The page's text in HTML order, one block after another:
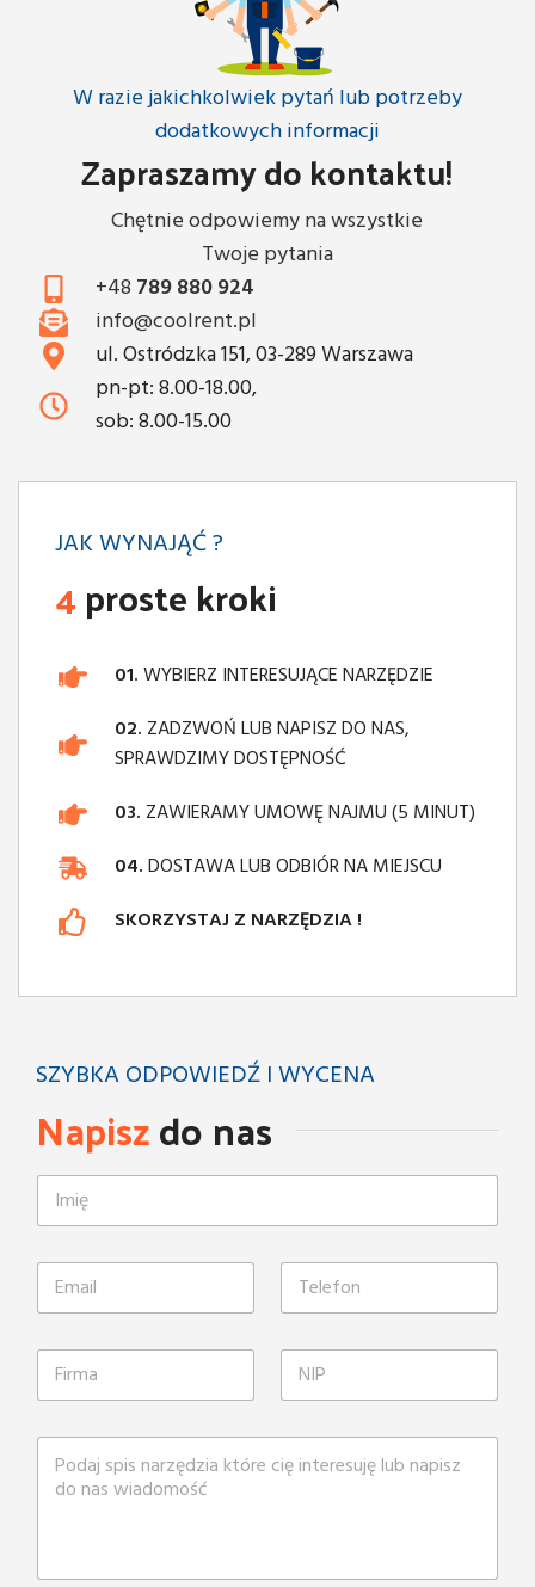
W razie jakichkolwiek pytań lub potrzeby
dodatkowych informacji
Zapraszamy do kontaktu!
Chętnie odpowiemy na wszystkie
Twoje pytania
+48 789 880 924
info@coolrent.pl
ul. Ostródzka 151, 03-289 Warszawa
pn-pt: 8.00-18.00,
sob: 8.00-15.00
JAK WYNAJĄĆ ?
4proste kroki
01.WYBIERZ INTERESUJĄCE NARZĘDZIE
02. ZADZWOŃ LUB NAPISZ DO NAS,
SPRAWDZIMY DOSTĘPNOŚĆ
03. ZAWIERAMY UMOWĘ NAJMU (5 MINUT)
04.DOSTAWA LUB ODBIÓR NA MIEJSCU
SKORZYSTAJ Z NARZĘDZIA !
SZYBKA ODPOWIEDŹ I WYCENA
Napiszdo nas